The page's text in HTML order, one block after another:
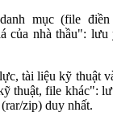
mục (file
của nhà thầu":
tài liệu kỹ thuật
thuật, file khác":
zip) duy nhất.